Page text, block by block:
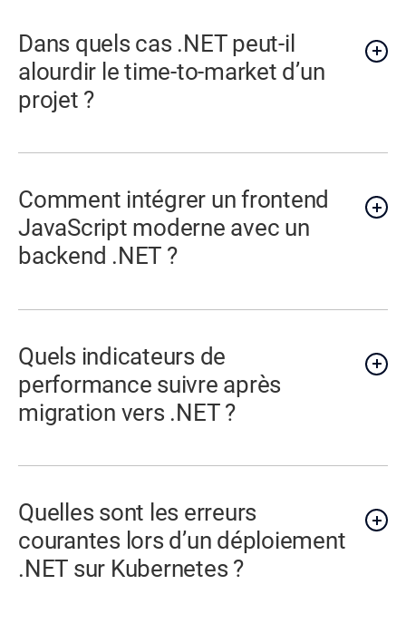
Dans quels cas .NET peut-il
alourdir le time-to-market d’un
projet ?
Comment intégrer un frontend
JavaScript moderne avec un
backend .NET ?
Quels indicateurs de
performance suivre après
migration vers .NET ?
Quelles sont les erreurs
courantes lors d’un déploiement
.NET sur Kubernetes ?